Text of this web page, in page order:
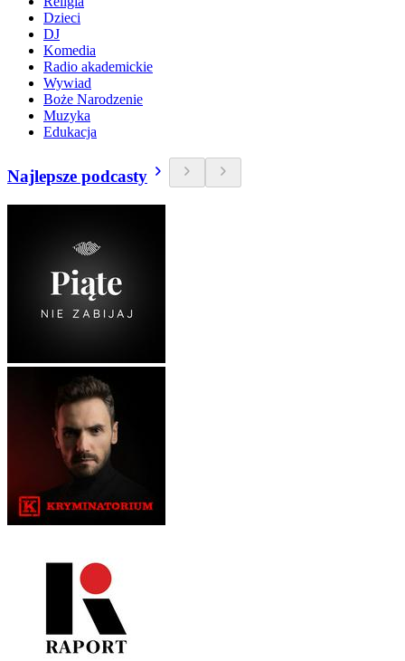
Dzieci
DJ
Komedia
Radio akademickie
Wywiad
Boże Narodzenie
Muzyka
Edukacja
Najlepsze podcasty